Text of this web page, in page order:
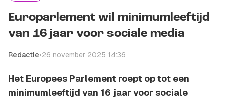
Europarlement wil minimumleeftijd
van 16 jaar voor sociale media
Redactie•26 november 2025 14:36
Het Europees Parlement roept op tot een
minimumleeftijd van 16 jaar voor sociale